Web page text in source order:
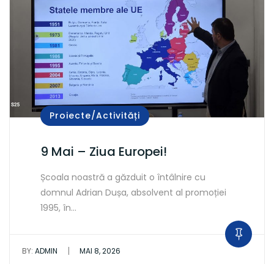
Proiecte/Activități
9 Mai – Ziua Europei!
Școala noastră a găzduit o întâlnire cu
domnul Adrian Dușa, absolvent al promoției
1995, în…
BY: ADMIN | MAI 8, 2026